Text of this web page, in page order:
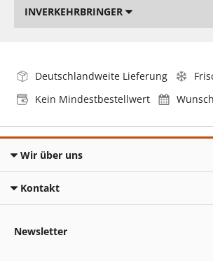
INVERKEHRBRINGER
Deutschlandweite Lieferung
Kein Mindestbestellwert
Wir über uns
Kontakt
Newsletter